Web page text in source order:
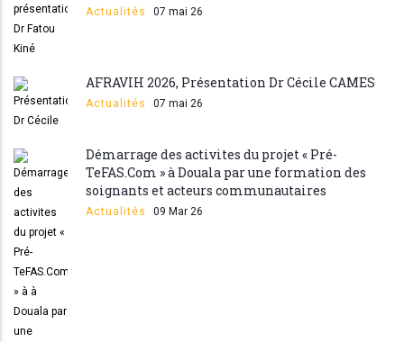
Actualités 07 mai 26
AFRAVIH 2026, Présentation Dr Cécile CAMES
Actualités 07 mai 26
Démarrage des activites du projet « Pré-
TeFAS.Com » à Douala par une formation des
soignants et acteurs communautaires
Actualités 09 Mar 26